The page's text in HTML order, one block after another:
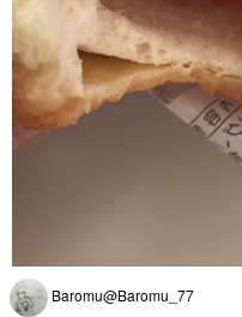
Baromu@Baromu_77